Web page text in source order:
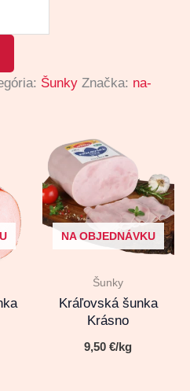
Šunky Značka: na-
NA OBJEDNÁVKU
Šunky
Kráľovská šunka
Krásno
9,50€/kg